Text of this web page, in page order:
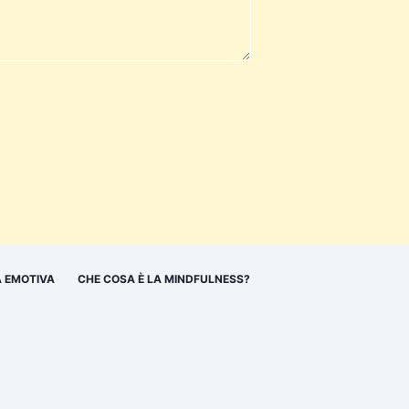
EMOTIVA
CHE COSA È LA MINDFULNESS?